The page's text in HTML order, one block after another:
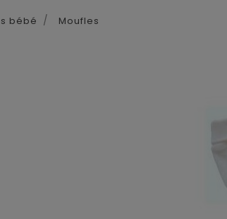
bébé Moufles